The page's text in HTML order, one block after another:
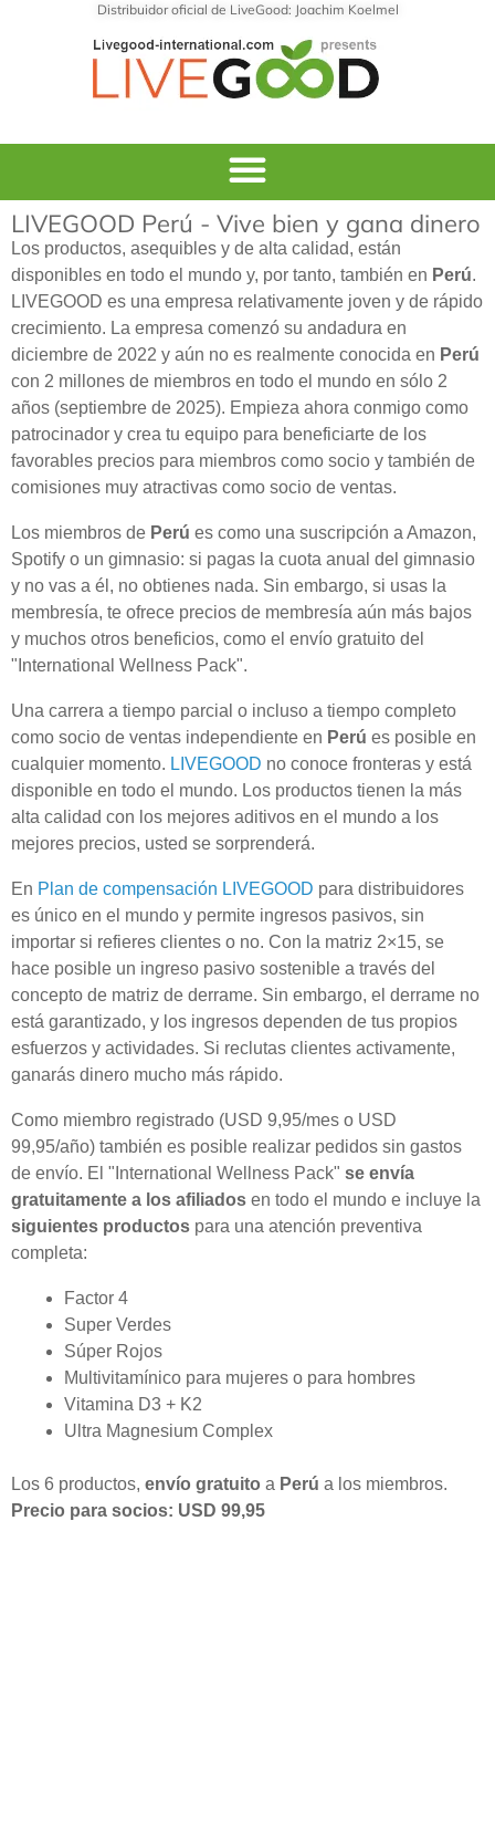
Distribuidor oficial de LiveGood: Joachim Koelmel
LIVEGOOD Perú - Vive bien y gana dinero
Los productos, asequibles y de alta calidad, están
disponibles en todo el mundo y, por tanto, también en Perú.
LIVEGOOD es una empresa relativamente joven y de rápido
crecimiento. La empresa comenzó su andadura en
diciembre de 2022 y aún no es realmente conocida en Perú
con 2 millones de miembros en todo el mundo en sólo 2
años (septiembre de 2025). Empieza ahora conmigo como
patrocinador y crea tu equipo para beneficiarte de los
favorables precios para miembros como socio y también de
comisiones muy atractivas como socio de ventas.
Los miembros de Perú es como una suscripción a Amazon,
Spotify o un gimnasio: si pagas la cuota anual del gimnasio
y no vas a él, no obtienes nada. Sin embargo, si usas la
membresía, te ofrece precios de membresía aún más bajos
y muchos otros beneficios, como el envío gratuito del
"International Wellness Pack".
Una carrera a tiempo parcial o incluso a tiempo completo
como socio de ventas independiente en Perú es posible en
cualquier momento. LIVEGOOD no conoce fronteras y está
disponible en todo el mundo. Los productos tienen la más
alta calidad con los mejores aditivos en el mundo a los
mejores precios, usted se sorprenderá.
En Plan de compensación LIVEGOOD para distribuidores
es único en el mundo y permite ingresos pasivos, sin
importar si refieres clientes o no. Con la matriz 2×15, se
hace posible un ingreso pasivo sostenible a través del
concepto de matriz de derrame. Sin embargo, el derrame no
está garantizado, y los ingresos dependen de tus propios
esfuerzos y actividades. Si reclutas clientes activamente,
ganarás dinero mucho más rápido.
Como miembro registrado (USD 9,95/mes o USD
99,95/año) también es posible realizar pedidos sin gastos
de envío. El "International Wellness Pack" se envía
gratuitamente a los afiliados en todo el mundo e incluye la
siguientes productos para una atención preventiva
completa:
Factor 4
Super Verdes
Súper Rojos
Multivitamínico para mujeres o para hombres
Vitamina D3 + K2
Ultra Magnesium Complex
Los 6 productos, envío gratuito a Perú a los miembros.
Precio para socios: USD 99,95